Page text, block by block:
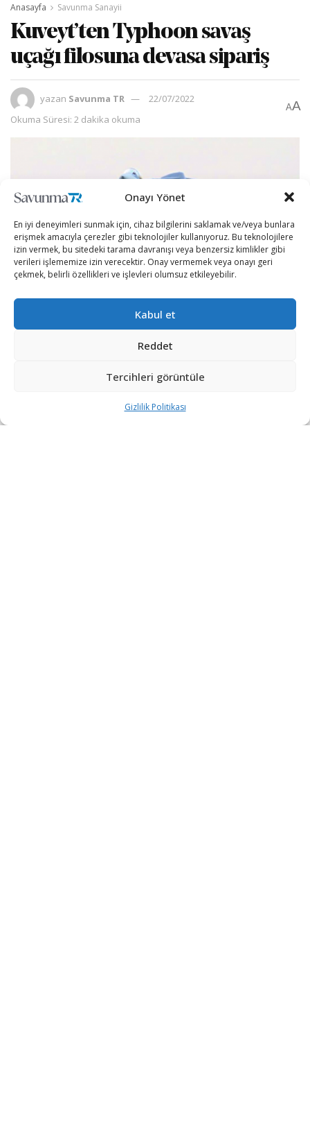
Onayı Yönet
En iyi deneyimleri sunmak için, cihaz bilgilerini saklamak ve/veya bunlara
erişmek amacıyla çerezler gibi teknolojiler kullanıyoruz. Bu teknolojilere
izin vermek, bu sitedeki tarama davranışı veya benzersiz kimlikler gibi
verileri işlememize izin verecektir. Onay vermemek veya onayı geri
çekmek, belirli özellikleri ve işlevleri olumsuz etkileyebilir.
Kabul et
Reddet
Tercihleri görüntüle
Gizlilik Politikası
Anasayfa Savunma Sanayii
Kuveyt’ten Typhoon savaş
uçağı filosuna devasa sipariş
yazan Savunma TR
22/07/2022
Okuma Süresi: 2 dakika okuma
AA
Kuveyt, Eurofighter Typhoon savaş uçaklarını modern
mühimmatlar ile güçlendiriyor.
ABD Savunma Bakanlığı’nın resmi internet sitesinden
Kuvvetleri’nin Eurofighter Typhoon savaş uçaklarında